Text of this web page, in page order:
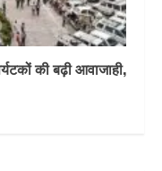
की बढ़ी आवाजाही,